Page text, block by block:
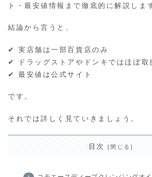
ト・最安値情報まで徹底的に解説しま
結論から言うと、
✔ 実店舗は一部百貨店のみ
✔ ドラッグストアやドンキではほぼ取
✔ 最安値は公式サイト
です。
それでは詳しく見ていきましょう。
目次